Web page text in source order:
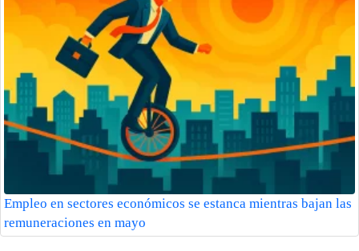
Empleo en sectores económicos se estanca mientras bajan las
remuneraciones en mayo